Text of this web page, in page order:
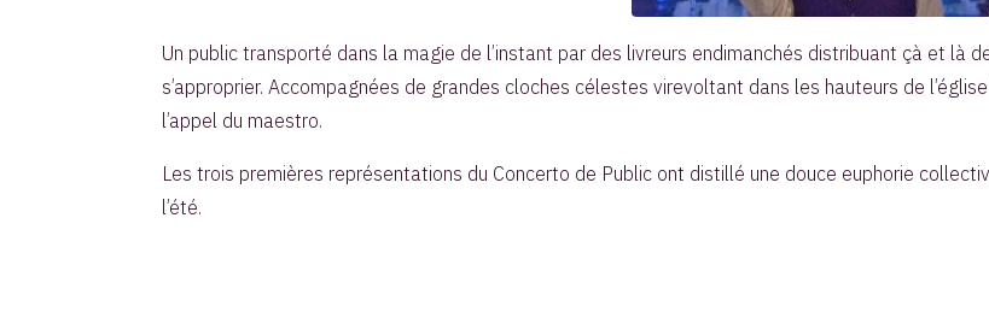
Un public transporté dans la magie de l’instant par des livreurs endimanchés distribuant çà et là
s’approprier. Accompagnées de grandes cloches célestes virevoltant dans les hauteurs de
l’appel du maestro.
Les trois premières représentations du Concerto de Public ont distillé une douce euphorie
l’été.